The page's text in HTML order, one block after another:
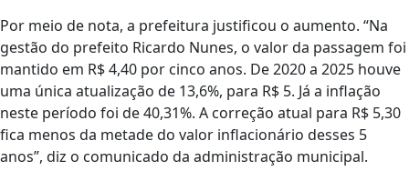
Por meio de nota, a prefeitura justificou o aumento. “Na
gestão do prefeito Ricardo Nunes, o valor da passagem foi
mantido em R$ 4,40 por cinco anos. De 2020 a 2025 houve
uma única atualização de 13,6%, para R$ 5. Já a inflação
neste período foi de 40,31%. A correção atual para R$ 5,30
fica menos da metade do valor inflacionário desses 5
anos”, diz o comunicado da administração municipal.